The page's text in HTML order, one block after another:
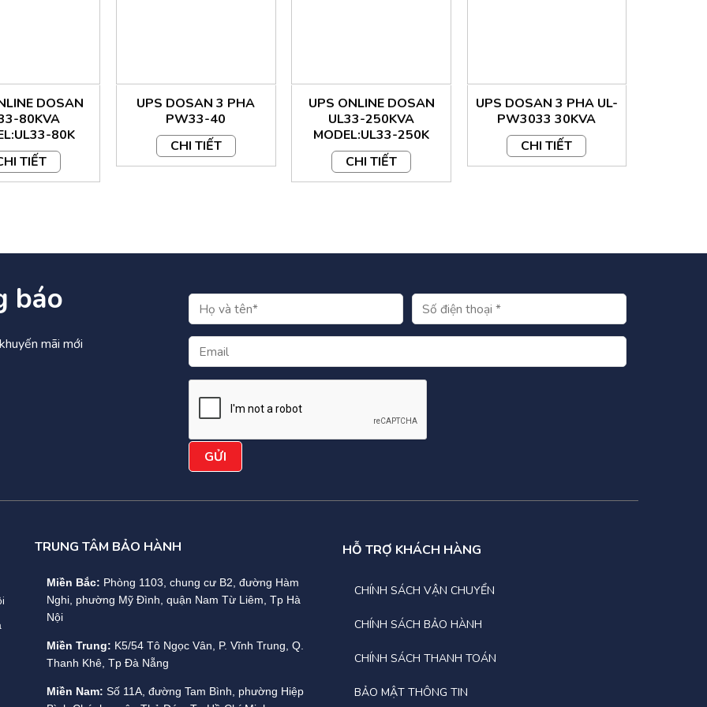
ra :380/400/415VAC
0.9
suất đầu ra:
suất (hệ số đỉnh ) :3:1
40 chiếc (Có thể đặt: số chẵn từ 32 đến 44)
chiều: 95.0%
tiết kiệm :98.0%
95.0%
LCD + LED + bàn phím
DOSAN
80KVA
80K
TIẾT
UPS DOSAN 3 PHA
PW33-40
CHI TIẾT
UPS ONLINE DOSAN
UL33-250KVA
MODEL:UL33-250K
CHI TIẾT
UPS DOSAN 3 PHA UL-
PW3033 30KVA
CHI TIẾT
báo
mãi mới
TRUNG TÂM BẢO HÀNH
Miền Bắc: Phòng 1103, chung cư B2, đường Hàm
Nghi, phường Mỹ Đình, quận Nam Từ Liêm, Tp Hà
Nội
Miền Trung: K5/54 Tô Ngọc Vân, P. Vĩnh Trung, Q.
Thanh Khê, Tp Đà Nẵng
Miền Nam: Số 11A, đường Tam Bình, phường Hiệp
HỖ TRỢ KHÁCH HÀNG
CHÍNH SÁCH VẬN CHUYỂN
CHÍNH SÁCH BẢO HÀNH
CHÍNH SÁCH THANH TOÁN
BẢO MẬT THÔNG TIN